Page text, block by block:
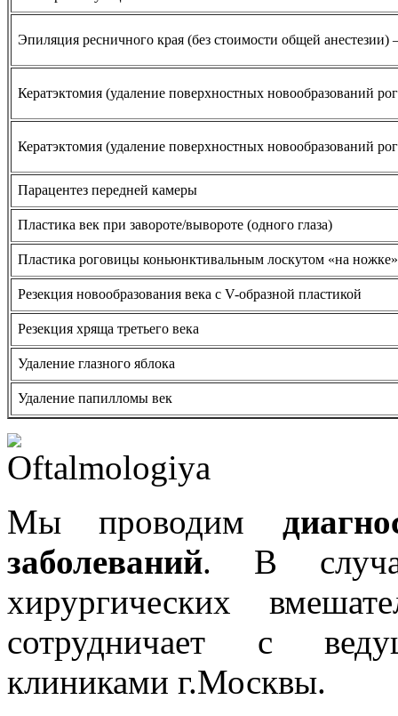
Эпиляция ресничного края (без стоимости общей анестезии)
Кератэктомия (удаление поверхностных новообразований
Кератэктомия (удаление поверхностных новообразований
Парацентез передней камеры
Пластика век при завороте/вывороте (одного глаза)
Пластика роговицы коньюнктивальным лоскутом «на ножке»
Резекция новообразования века с V-образной пластикой
Резекция хряща третьего века
Удаление глазного яблока
Удаление папилломы век
Мы проводим
заболеваний. В
хирургических
сотрудничает с
клиниками г.Москвы.